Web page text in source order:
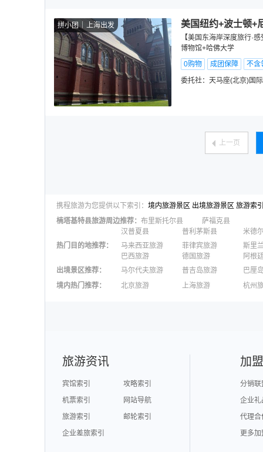
拼小团 上海出发 美国纽约+波士顿+
【美国东海岸深度旅行·
博物馆+哈佛大学
0购物
成团保障
不含
委托社： 天马座(北京)国
上一页
携程旅游为您提供以下索引： 境内旅游景区 出境旅游景区 旅游索
楠塔基特县旅游周边推荐： 布里斯托尔县
萨福克县
汉普夏县
普利茅斯县
米德
热门目的地推荐： 马来西亚旅游 菲律宾旅游
斯里
巴西旅游
德国旅游
阿根
出境景区推荐： 马尔代夫旅游 普吉岛旅游
巴厘
澳大利亚旅游
毛里求斯旅游
苏梅
境内热门推荐： 北京旅游 上海旅游
杭州
旅游资讯
宾馆索引
攻略索引
机票索引
网站导航
旅游索引
邮轮索引
企业差旅索引
加
分销联
企业礼
代理合
更多